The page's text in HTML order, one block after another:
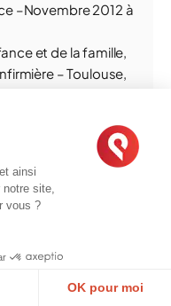
–Novembre 2012 à
et de la famille,
– Toulouse,
à l’Institut de
France -
stage de gériatrie,
de neurologie, élève
ainsi
site,
vous ?
OK pour moi